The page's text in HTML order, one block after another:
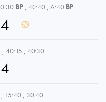
BP , 40:40 , A:40 BP
4
, 40:15 , 40:30
4
, 15:40 , 30:40